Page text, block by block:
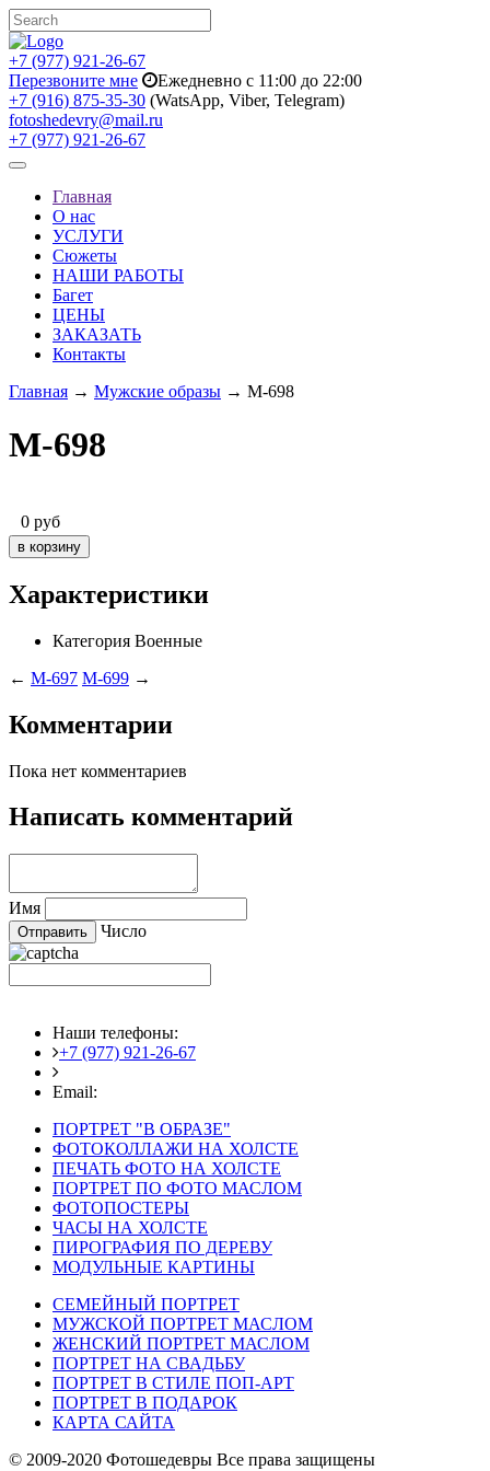
+7 (977) 921-26-67
Перезвоните мне
Ежедневно с 11:00 до 22:00
+7 (916) 875-35-30 (WatsApp, Viber, Telegram)
fotoshedevry@mail.ru
+7 (977) 921-26-67
Toggle
navigationГлавная
О нас
УСЛУГИ
Сюжеты
НАШИ РАБОТЫ
Багет
ЦЕНЫ
ЗАКАЗАТЬ
Контакты
Главная → Мужские образы → M-698
M-698
0 руб
Характеристики
Категория Военные
← M-697 M-699 →
Комментарии
Пока нет комментариев
Написать комментарий
Имя
Число
Наши телефоны:
+7 (977) 921-26-67
Email:
ПОРТРЕТ "В ОБРАЗЕ"
ФОТОКОЛЛАЖИ НА ХОЛСТЕ
ПЕЧАТЬ ФОТО НА ХОЛСТЕ
ПОРТРЕТ ПО ФОТО МАСЛОМ
ФОТОПОСТЕРЫ
ЧАСЫ НА ХОЛСТЕ
ПИРОГРАФИЯ ПО ДЕРЕВУ
МОДУЛЬНЫЕ КАРТИНЫ
СЕМЕЙНЫЙ ПОРТРЕТ
МУЖСКОЙ ПОРТРЕТ МАСЛОМ
ЖЕНСКИЙ ПОРТРЕТ МАСЛОМ
ПОРТРЕТ НА СВАДЬБУ
ПОРТРЕТ В СТИЛЕ ПОП-АРТ
ПОРТРЕТ В ПОДАРОК
КАРТА САЙТА
© 2009-2020 Фотошедевры Все права защищены